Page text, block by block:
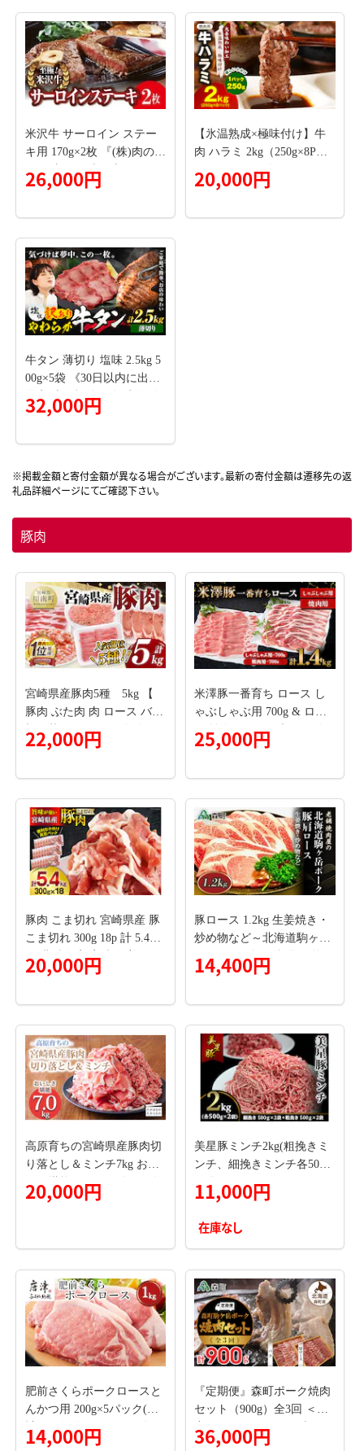
米沢牛 サーロイン ステー
キ用 170g×2枚 『(株)肉の旭
屋』 山形県 南陽市 [737]
26,000円
【氷温熟成×極味付け】牛
肉 ハラミ 2kg（250g×8P）
＜スピード発送＞ mrz0427
20,000円
牛タン 薄切り 塩味 2.5kg 5
00g×5袋 《30日以内に出荷
予定(土日祝除く)》牛肉 肉
牛 たん タン 牛たん 焼くだ
一番人気 塩味 お取り寄せ--
32,000円
豚肉
宮崎県産豚肉5種 5kg 【
豚肉 ぶた肉 肉 ロース バラ
切り落とし ミンチ 豚肉セ
ット 】[C11629]
22,000円
米澤豚一番育ち ロース し
ゃぶしゃぶ用 700g & ロー
ス 焼肉用 700g ブランド豚
豚肉 山形県 南陽市 [1871]
25,000円
豚肉 こま切れ 宮崎県産 豚
こま切れ 300g 18p 計 5.4kg
[甲斐精肉店 宮崎県 美郷町
31as0111] 肉 精肉 小分け 冷
豚こま肉 豚コマ肉 豚小間
肉 細切れ
20,000円
豚ロース 1.2kg 生姜焼き・
炒め物など～北海道駒ヶ岳
ポーク～＜酒仙合縁 百将＞
森町 豚肉 生姜焼き 炒め物
14,400円
高原育ちの宮崎県産豚肉切
り落とし＆ミンチ7kg おい
しさ堪能 アレンジ色々 [夕
食 お弁当 一人暮らし 万能
0768-P00070
20,000円
美星豚ミンチ2kg(粗挽きミ
ンチ、細挽きミンチ各500g
11,000円
在庫なし
肥前さくらポークロースと
んかつ用 200g×5パック(合
計1kg) 豚肉 ステーキ ギフ
ト 冷凍 (鮮度へのこだわり
14,000円
『定期便』森町ポーク焼肉
セット（900g）全3回 ＜道
産ネットミツハシ＞ 森町
豚肉 ロース バラ 焼肉 セッ
36,000円